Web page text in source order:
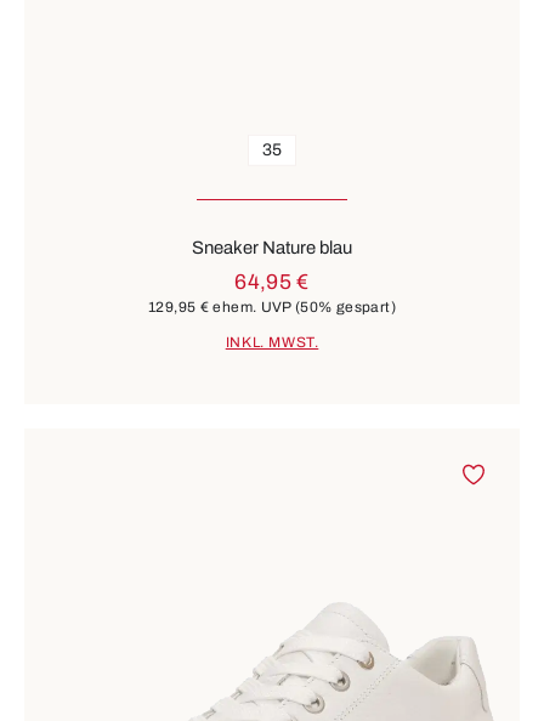
35
Sneaker Nature blau
64,95 €
129,95 € ehem. UVP(50% gespart)
INKL. MWST.